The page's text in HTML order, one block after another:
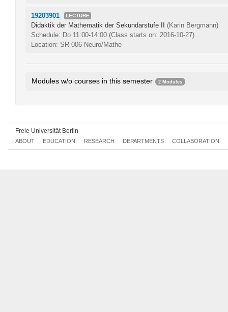
19203901 LECTURE
Didaktik der Mathematik der Sekundarstufe II
(Karin Bergmann)
Schedule: Do 11:00-14:00 (Class starts on: 2016-10-27)
Location: SR 006 Neuro/Mathe
Modules w/o courses in this semester 2 Modules
Freie Universität Berlin
ABOUT EDUCATION RESEARCH DEPARTMENTS COLLABORATION